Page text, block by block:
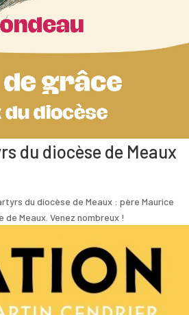
du diocèse de Meaux
du diocèse de Meaux : père Maurice
Meaux. Venez nombreux !